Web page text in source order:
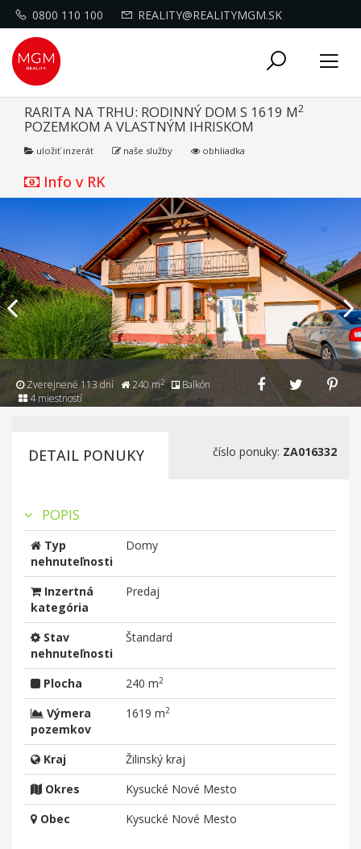
0800 110 100 REALITY@REALITYMGM.SK
Toggle
RARITA NA TRHU: RODINNÝ DOM S 1619 M2
POZEMKOM A VLASTNÝM IHRISKOM
uložiť inzerát naše služby obhliadka
Info v RK
Zverejnené 113 dní 240 m2
Balkón
4 miestností
Previous
DETAIL PONUKY číslo ponuky: ZA016332
POPIS
Typ
nehnuteľnosti
Domy
Inzertná
kategória
Predaj
Stav
nehnuteľnosti
Štandard
Plocha 240 m2
Výmera
pozemkov
1619 m2
Kraj
Žilinský kraj
Okres
Kysucké Nové Mesto
Obec
Kysucké Nové Mesto